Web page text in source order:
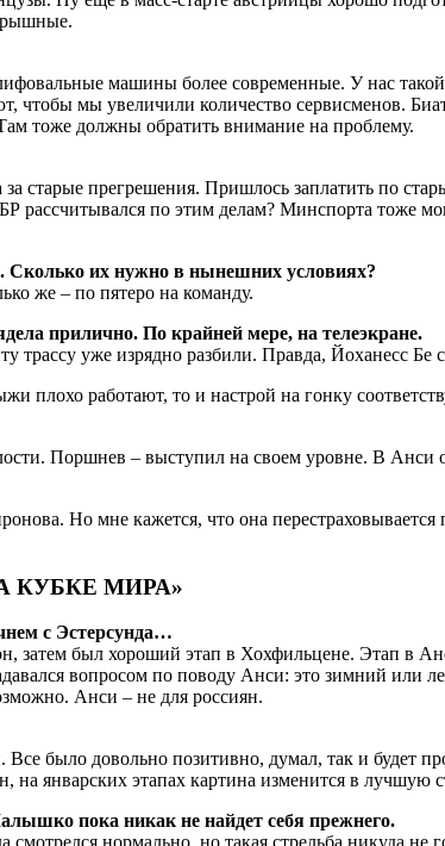
машины более современные. У нас
мы увеличили количество сервисменов.
тоже должны обратить внимание на проблему.
старые прегрешения. Пришлось заплатить по
по этим делам? Минспорта тоже
Сколько их нужно в нынешних условиях?
же – по пятеро на команду.
прилично. По крайней мере, на телеэкране.
уже изрядно разбили. Правда, Йоханесс Бе
плохо работают, то и настрой на гонку
Поршнев – выступил на своем уровне. В Анси
Но мне кажется, что она
КУБКЕ МИРА»
с Эстерсунда…
затем был хороший этап в Хохфильцене. Этап в
вопросом по поводу Анси: это зимний или
Анси – не для россиян.
было довольно позитивно, думал, так и будет
на январских этапах картина изменится в
пока никак не найдет себя прежнего.